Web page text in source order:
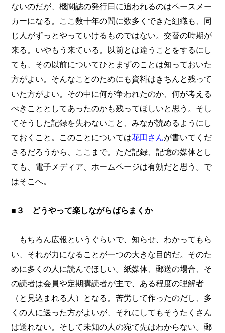
ないのだが、機関誌の発行日に追われるのはペースメー
カーになる。ここ数十年の間に数多くできた組織も、同
じ人がずっとやっていけるものではない。交替の時期が
来る。いやもう来ている。以前とは違うことをするにし
ても、その以前についてひとまずのことは知っておいた
方がよい。そんなことのためにも資料はきちんと残って
いた方がよい。その中に何が争われたのか、何が考える
べきこととしてあったのかも残ってほしいと思う。そし
てそうした記録を失わないこと、みなが読めるようにし
ておくこと。このことについては花田さんが書いてくだ
さるだろうから、ここまで。ただ記録、記憶の媒体とし
ても、電子メディア、ホームページは有効だと思う。で
はそこへ。
■３ どうやって楽しながらばらまくか
もちろん広報というぐらいで、知らせ、わかってもら
い、それが力になることが一つの大きな目的だ。そのた
めに多くの人に読んでほしい。紙媒体、郵送の場合、そ
の読者は会員や定期購読者が主で、ある程度の理解者
（と見込まれる人）となる。苦労して作ったのだし、多
くの人に送った方がよいが、それにしてもそうたくさん
は送れない。そして未知の人の宛て先はわからない。郵